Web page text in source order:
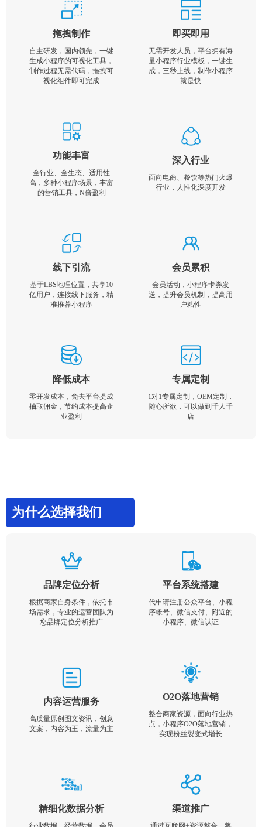
拖拽制作
自主研发，国内领先，一键
生成小程序的可视化工具，
制作过程无需代码，拖拽可
视化组件即可完成
即买即用
无需开发人员，平台拥有海
量小程序行业模板，一键生
成，三秒上线，制作小程序
就是快
功能丰富
全行业、全生态、适用性
高，多种小程序场景，丰富
的营销工具，N倍盈利
深入行业
面向电商、餐饮等热门火爆
行业，人性化深度开发
线下引流
基于LBS地理位置，共享10
亿用户，连接线下服务，精
准推荐小程序
会员累积
会员活动，小程序卡券发
送，提升会员机制，提高用
户粘性
降低成本
零开发成本，免去平台提成
抽取佣金，节约成本提高企
业盈利
专属定制
1对1专属定制，OEM定制，
随心所欲，可以做到千人千
店
为什么选择我们
品牌定位分析
根据商家自身条件，依托市
场需求，专业的运营团队为
您品牌定位分析推广
平台系统搭建
代申请注册公众平台、小程
序帐号、微信支付、附近的
小程序、微信认证
内容运营服务
高质量原创图文资讯，创意
文案，内容为王，流量为主
O2O落地营销
整合商家资源，面向行业热
点，小程序O2O落地营销，
实现粉丝裂变式增长
精细化数据分析 渠道推广